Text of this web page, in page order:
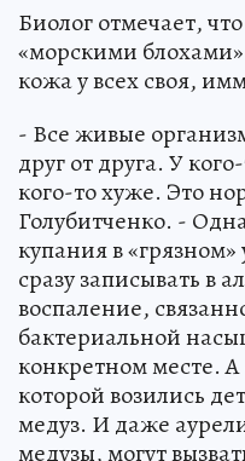
Биолог отмечает,
«морскими
кожа у всех своя,
- Все живые
друг от друга. У
кого-то хуже. Это
Голубитченко. -
купания в
сразу записывать в
воспаление,
бактериальной
конкретном месте.
которой возились
медуз. И даже
медузы, могут